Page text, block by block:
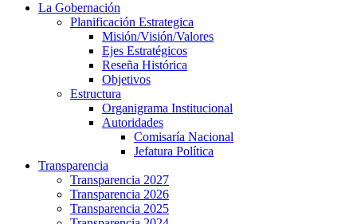
La Gobernación
Planificación Estrategica
Misión/Visión/Valores
Ejes Estratégicos
Reseña Histórica
Objetivos
Estructura
Organigrama Institucional
Autoridades
Comisaría Nacional
Jefatura Política
Transparencia
Transparencia 2027
Transparencia 2026
Transparencia 2025